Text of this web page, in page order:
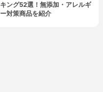
キング52選！無添加・アレルギ
ー対策商品を紹介